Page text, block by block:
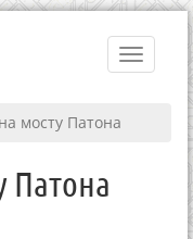
Toggle
мосту Патона
Патона